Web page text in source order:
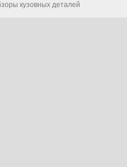
кузовных деталей